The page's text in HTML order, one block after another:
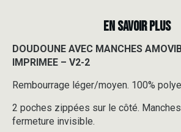
EN SAVOIR PLUS
DOUDOUNE AVEC MANCHES
IMPRIMEE – V2-2
Rembourrage léger/moyen. 100%
2 poches zippées sur le côté.
fermeture invisible.